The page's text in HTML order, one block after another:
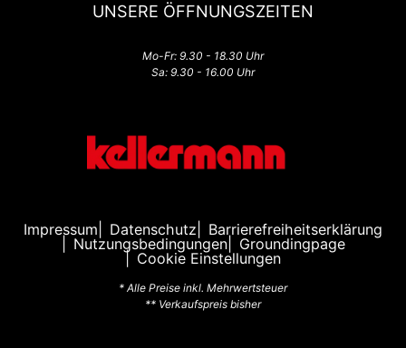
UNSERE ÖFFNUNGSZEITEN
Mo-Fr: 9.30 - 18.30 Uhr
Sa: 9.30 - 16.00 Uhr
Impressum Datenschutz
Barrierefreiheitserklärung
Nutzungsbedingungen
Groundingpage
Cookie Einstellungen
* Alle Preise inkl. Mehrwertsteuer
** Verkaufspreis bisher